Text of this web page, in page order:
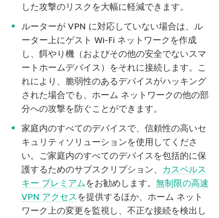
した攻撃のリスクを大幅に軽減できます。
ルーターが VPN に対応していない場合は、ル
ーター上にゲスト Wi-Fi ネットワークを作成
し、餌やり機（およびその他の安全でないスマ
ートホームデバイス）をそれに接続します。こ
れにより、脆弱性のあるデバイスがハッキング
された場合でも、ホーム ネットワークの他の部
分への攻撃を防ぐことができます。
家庭内のすべてのデバイスで、信頼性の高いセ
キュリティソリューションを使用してくださ
い。ご家庭内のすべてのデバイスを包括的に保
護するためのサブスクリプション、 カスペルス
キー プレミアムをお勧めします。 無制限の高速
VPN アクセスを提供するほか、ホーム ネット
ワーク上の変更を監視し、不正な接続を検出し